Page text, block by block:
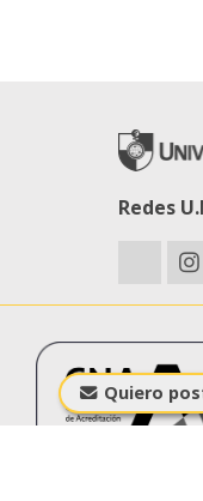
Quiero
Redes